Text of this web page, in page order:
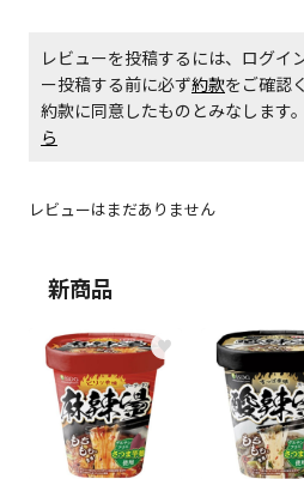
レビューを投稿するには、ログイ
ー投稿する前に必ず約款をご確認
約款に同意したものとみなしま
ら
レビューはまだありません
新商品
♥